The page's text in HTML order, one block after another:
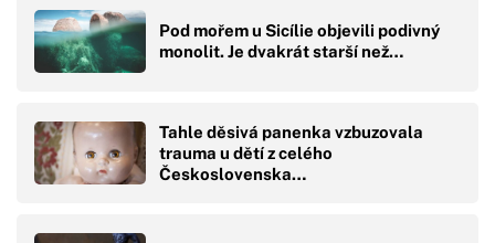
Pod mořem u Sicílie objevili podivný
monolit. Je dvakrát starší než…
Tahle děsivá panenka vzbuzovala
trauma u dětí z celého
Československa…